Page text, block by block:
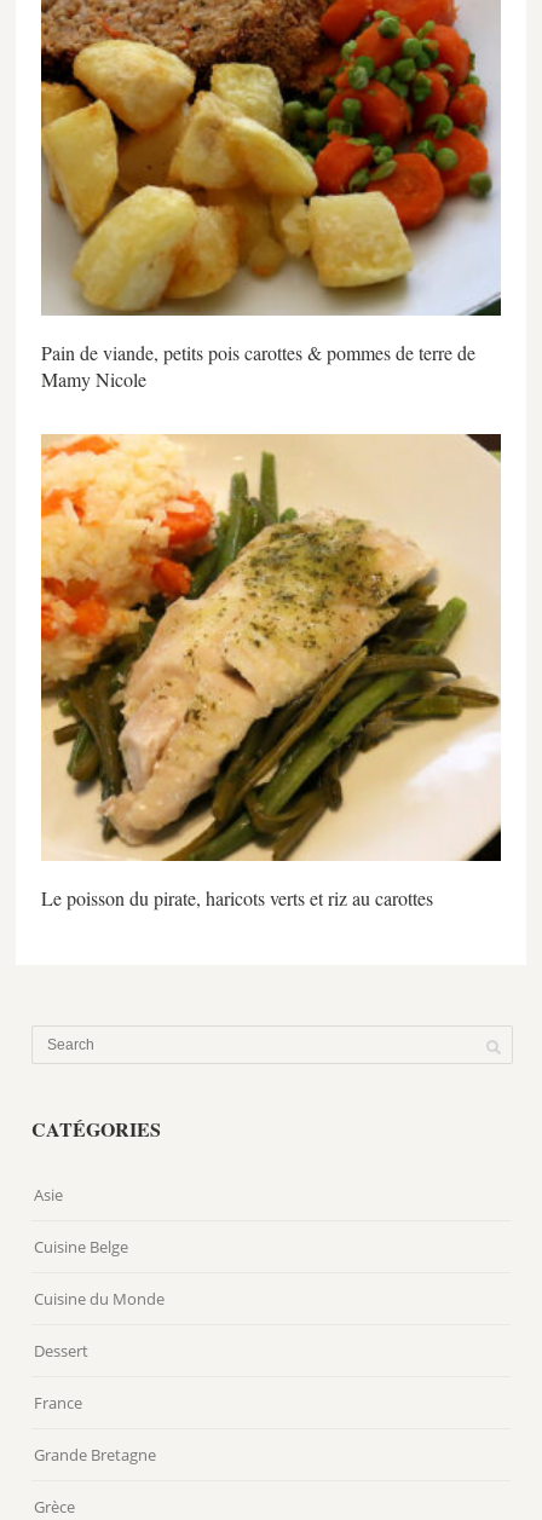
Pain de viande, petits pois carottes & pommes de terre de
Mamy Nicole
Le poisson du pirate, haricots verts et riz au carottes
CATÉGORIES
Asie
Cuisine Belge
Cuisine du Monde
Dessert
France
Grande Bretagne
Grèce